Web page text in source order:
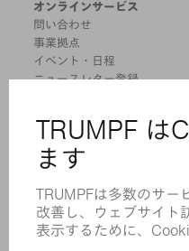
オンラインサービス
問い合わせ
事業拠点
イベント・日程
ニュースレター登録
製品
機械 & システム
レーザ
パワーエレクトロニクス
電気ツール
スマートファクトリー